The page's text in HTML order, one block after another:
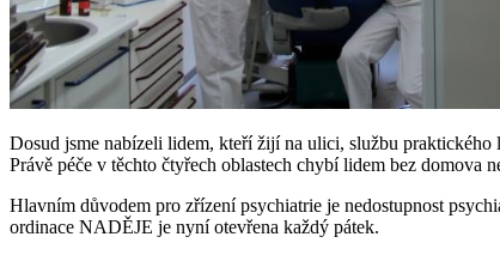
Dosud jsme nabízeli lidem, kteří žijí na ulici, službu
Právě péče v těchto čtyřech oblastech chybí lidem bez domova
Hlavním důvodem pro zřízení psychiatrie je nedostupnost
ordinace NADĚJE je nyní otevřena každý pátek.